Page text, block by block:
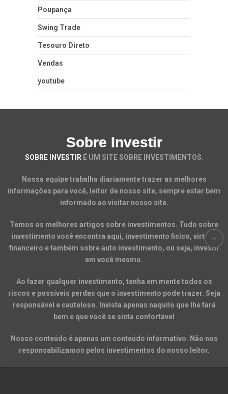
Poupança
Swing Trade
Tesouro Direto
Vendas
youtube
Sobre Investir
SOBRE INVESTIR É UM SITE SOBRE INVESTIMENTOS.
Nossa equipe trabalha diariamente trazer as melhores
informações para você, leitor de nosso site, sempre estar bem
informado ao visitar nosso site.
Temos os melhores artigos sobre investimentos. Tudo sobre
investimento você encontra aqui, investimento fisíco, virtual,
financeiro e também sobre auto investimento, ou seja, investir
em você mesmo.
Ao fazer qualquer investimento, tenha em mente todos os
riscos e possíveis perdas que o investimento pode trazer. Seja
responsável e cauteloso. Invista apenas naquilo que lhe fará
bem e que você se sinta confortável
Nosso conteúdo é apenas um conteúdo informativo. Não nos
responsabilizamos pelos investimentos do nosso leitor.